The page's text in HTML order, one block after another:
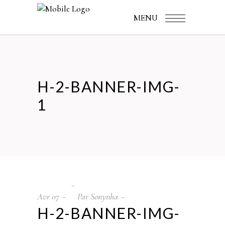
MENU
H-2-BANNER-IMG-
1
Avr07 Par Sonynha
H-2-BANNER-IMG-